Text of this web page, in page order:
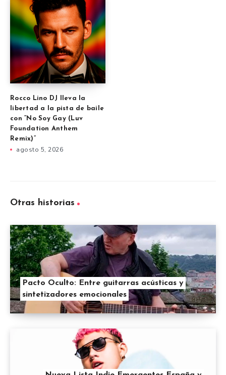
Rocco Lino DJ lleva la
libertad a la pista de baile
con “No Soy Gay (Luv
Foundation Anthem
Remix)”
agosto 5, 2026
Otras historias
Pacto Oculto: Entre guitarras acústicas y
sintetizadores emocionales